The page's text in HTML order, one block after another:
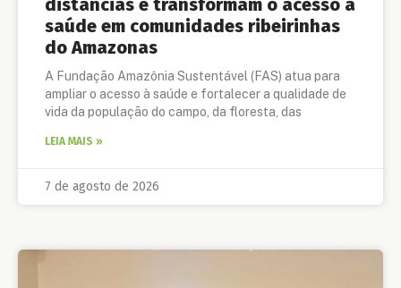
distâncias e transformam o acesso à
saúde em comunidades ribeirinhas
do Amazonas
A Fundação Amazônia Sustentável (FAS) atua para
ampliar o acesso à saúde e fortalecer a qualidade de
vida da população do campo, da floresta, das
LEIA MAIS »
7 de agosto de 2026